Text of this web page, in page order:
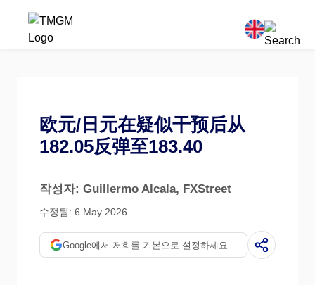
欧元/日元在疑似干预后从
182.05反弹至183.40
작성자: Guillermo Alcala, FXStreet
수정됨: 6 May 2026
Google에서 저희를 기본으로 설정하세요